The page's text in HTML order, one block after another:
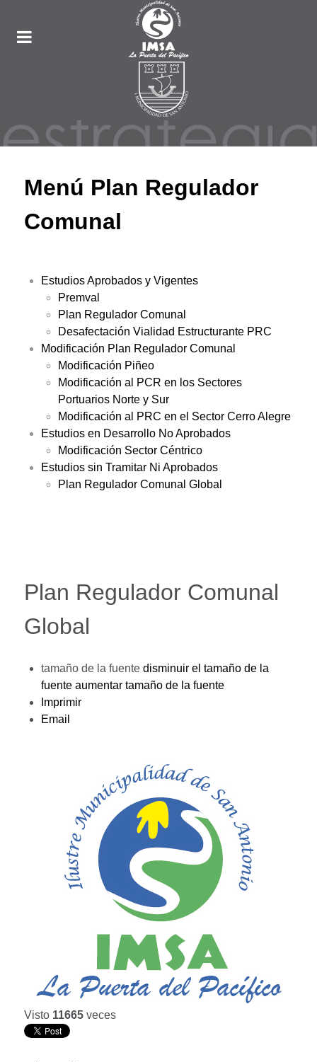
Menú Plan Regulador
Comunal
Estudios Aprobados y Vigentes
Premval
Plan Regulador Comunal
Desafectación Vialidad Estructurante PRC
Modificación Plan Regulador Comunal
Modificación Piñeo
Modificación al PCR en los Sectores
Portuarios Norte y Sur
Modificación al PRC en el Sector Cerro Alegre
Estudios en Desarrollo No Aprobados
Modificación Sector Céntrico
Estudios sin Tramitar Ni Aprobados
Plan Regulador Comunal Global
Plan Regulador Comunal
Global
tamaño de la fuente disminuir el tamaño de la
fuente aumentar tamaño de la fuente
Imprimir
Email
Visto 11665 veces